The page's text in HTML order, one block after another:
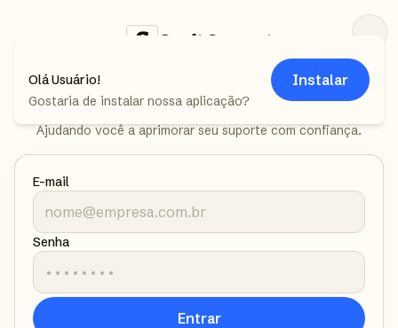
OláUsuário!
Gostaria de instalar nossa aplicação?
Instalar
Gsoft Support
amplificado
Ajudando você a aprimorar seu suporte com confiança.
E-mail
Senha
Entrar